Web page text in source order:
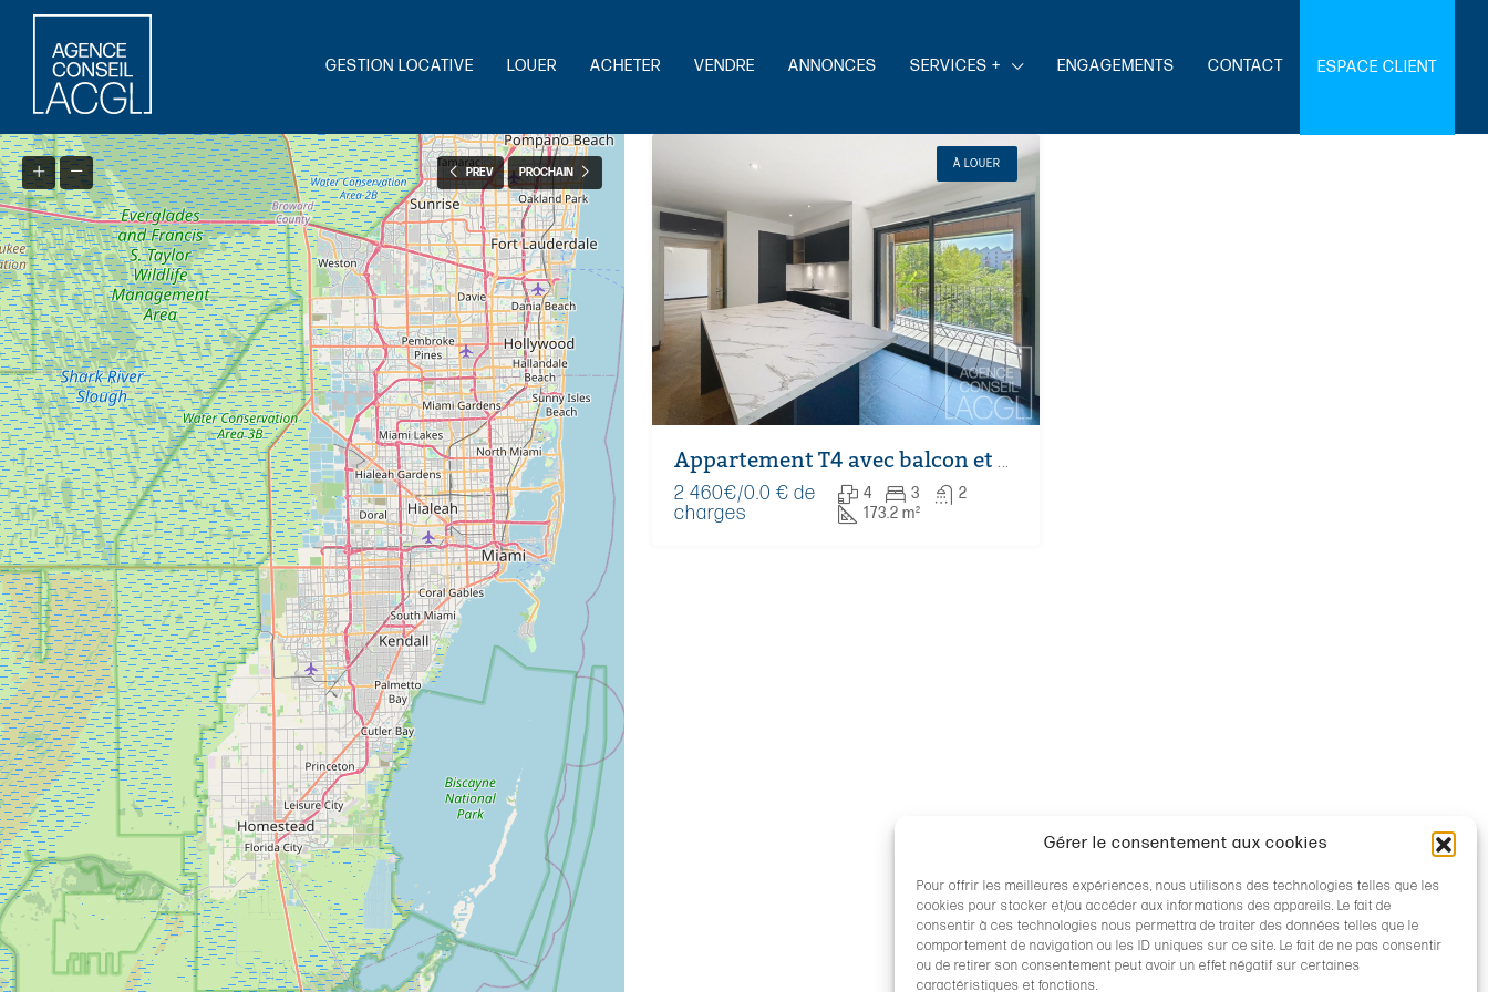
Gérer le consentement aux cookies
Pour offrir les meilleures expériences, nous utilisons des technologies telles que les
cookies pour stocker et/ou accéder aux informations des appareils. Le fait de
consentir à ces technologies nous permettra de traiter des données telles que le
comportement de navigation ou les ID uniques sur ce site. Le fait de ne pas consentir
ou de retirer son consentement peut avoir un effet négatif sur certaines
caractéristiques et fonctions.
GESTION LOCATIVE LOUER ACHETER VENDRE ANNONCES SERVICES + ENGAGEMENTS CONTACT ESPACE CLIENT
PREV PROCHAIN
À LOUER
2 460€/0.0 € de
charges
4 3
2
173.2 m²